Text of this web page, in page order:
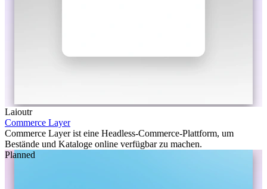
Laioutr
Commerce Layer
Commerce Layer ist eine Headless-Commerce-Plattform, um
Bestände und Kataloge online verfügbar zu machen.
Planned